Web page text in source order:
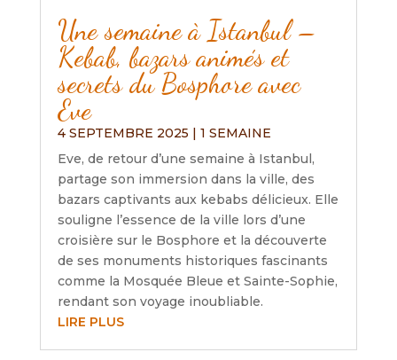
Une semaine à Istanbul –
Kebab, bazars animés et
secrets du Bosphore avec
Eve
4 SEPTEMBRE 2025 | 1 SEMAINE
Eve, de retour d’une semaine à Istanbul,
partage son immersion dans la ville, des
bazars captivants aux kebabs délicieux. Elle
souligne l’essence de la ville lors d’une
croisière sur le Bosphore et la découverte
de ses monuments historiques fascinants
comme la Mosquée Bleue et Sainte-Sophie,
rendant son voyage inoubliable.
LIRE PLUS